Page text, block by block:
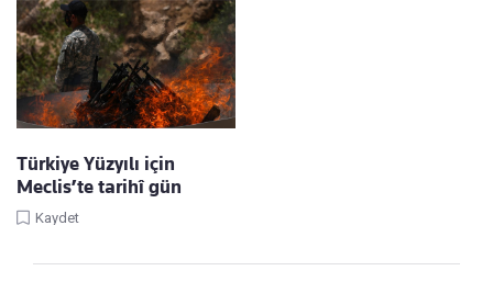
Türkiye Yüzyılı için
Meclis’te tarihî gün
Kaydet